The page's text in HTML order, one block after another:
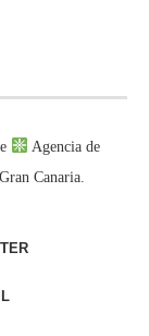
Agencia de
Canaria.